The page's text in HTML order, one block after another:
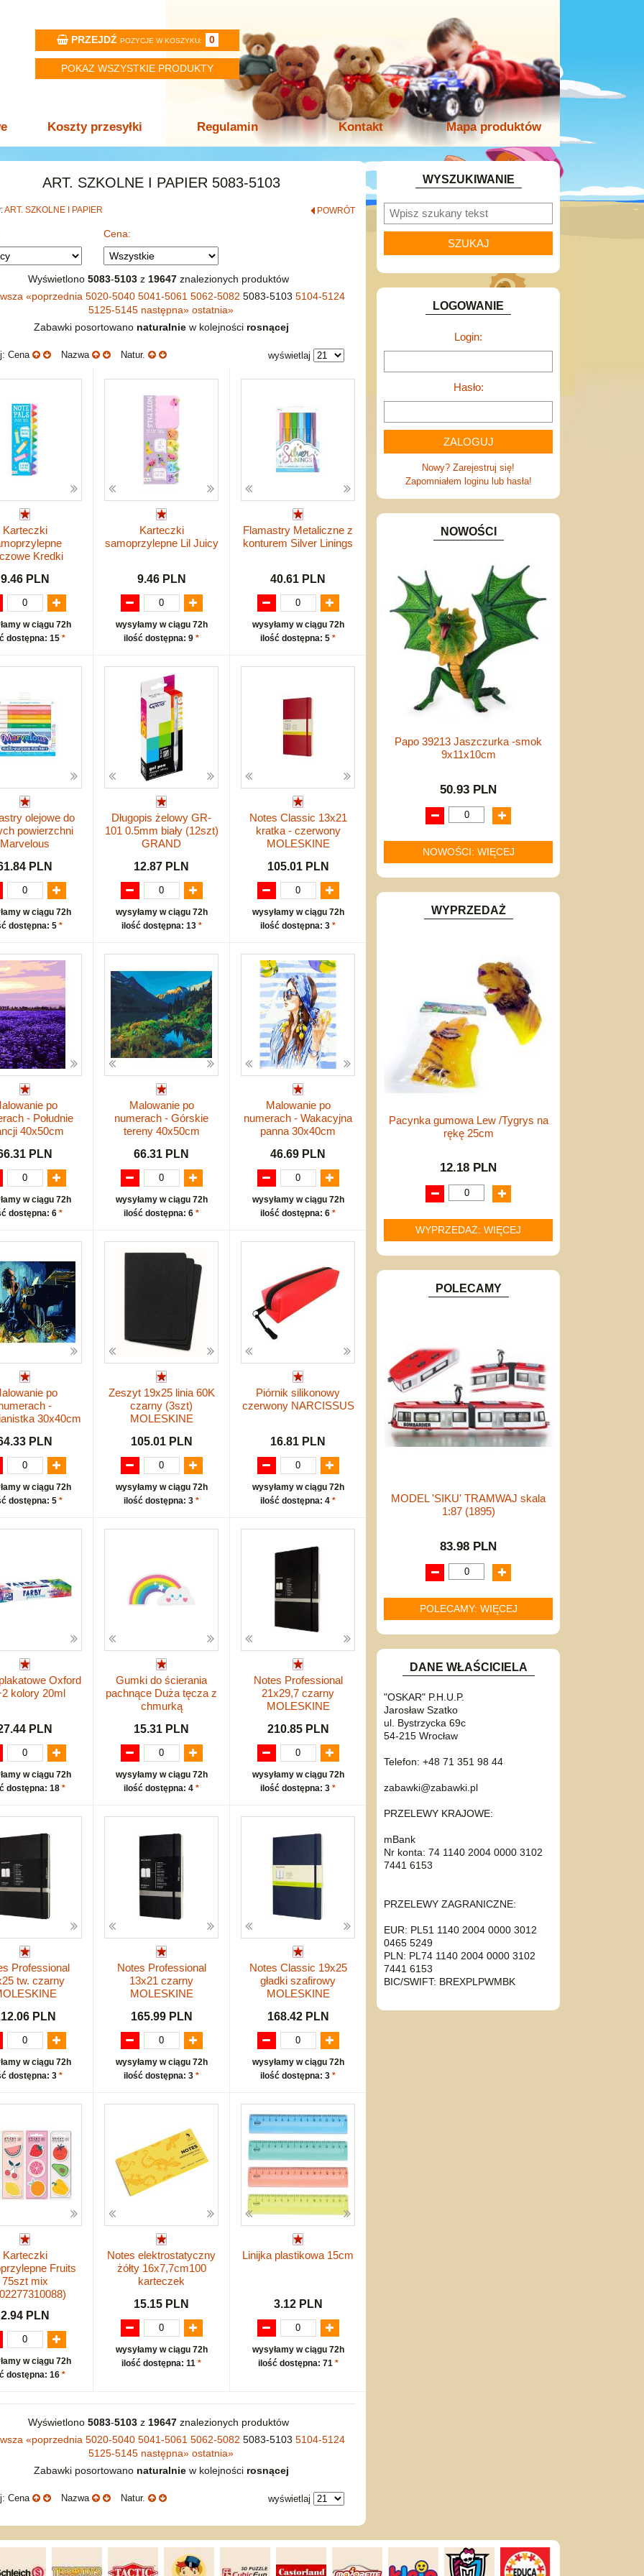
PRZEJDŹ POZYCJE W KOSZYKU: 0
POKAZ WSZYSTKIE PRODUKTY
Koszty przesyłki Regulamin Kontakt Mapa produktów
ART. SZKOLNE I PAPIER 5083-5103
ART. SZKOLNE I PAPIER POWRÓT
Cena:
Wyświetlono 5083-5103z 19647znalezionych produktów
«poprzednia 5020-5040 5041-5061 5062-5082 5083-5103 5104-5124
5125-5145 następna» ostatnia»
Zabawki posortowano naturalniew kolejności rosnącej
Cena Nazwa Natur. wyświetlaj
Karteczki
Kredki
9.46 PLN
w ciągu 72h
dostępna: 15 *
Karteczki
samoprzylepne Lil Juicy
9.46 PLN
wysyłamy w ciągu 72h
ilość dostępna: 9 *
Flamastry Metaliczne z
konturem Silver Linings
40.61 PLN
wysyłamy w ciągu 72h
ilość dostępna: 5 *
olejowe do
powierzchni
Marvelous
PLN
w ciągu 72h
dostępna: 5 *
Długopis żelowy GR-
101 0.5mm biały (12szt)
GRAND
12.87 PLN
wysyłamy w ciągu 72h
ilość dostępna: 13 *
Notes Classic 13x21
kratka - czerwony
MOLESKINE
105.01 PLN
wysyłamy w ciągu 72h
ilość dostępna: 3 *
po
- Południe
40x50cm
PLN
w ciągu 72h
dostępna: 6 *
Malowanie po
numerach - Górskie
tereny 40x50cm
66.31 PLN
wysyłamy w ciągu 72h
ilość dostępna: 6 *
Malowanie po
numerach - Wakacyjna
panna 30x40cm
46.69 PLN
wysyłamy w ciągu 72h
ilość dostępna: 6 *
po
-
30x40cm
PLN
w ciągu 72h
dostępna: 5 *
Zeszyt 19x25 linia 60K
czarny (3szt)
MOLESKINE
105.01 PLN
wysyłamy w ciągu 72h
ilość dostępna: 3 *
Piórnik silikonowy
czerwony NARCISSUS
16.81 PLN
wysyłamy w ciągu 72h
ilość dostępna: 4 *
Oxford
kolory 20ml
PLN
w ciągu 72h
dostępna: 18 *
Gumki do ścierania
pachnące Duża tęcza z
chmurką
15.31 PLN
wysyłamy w ciągu 72h
ilość dostępna: 4 *
Notes Professional
21x29,7 czarny
MOLESKINE
210.85 PLN
wysyłamy w ciągu 72h
ilość dostępna: 3 *
Professional
tw. czarny
PLN
w ciągu 72h
dostępna: 3 *
Notes Professional
13x21 czarny
MOLESKINE
165.99 PLN
wysyłamy w ciągu 72h
ilość dostępna: 3 *
Notes Classic 19x25
gładki szafirowy
MOLESKINE
168.42 PLN
wysyłamy w ciągu 72h
ilość dostępna: 3 *
Karteczki
Fruits
75szt mix
2.94 PLN
w ciągu 72h
dostępna: 16 *
Notes elektrostatyczny
żółty 16x7,7cm100
karteczek
15.15 PLN
wysyłamy w ciągu 72h
ilość dostępna: 11 *
Linijka plastikowa 15cm
3.12 PLN
wysyłamy w ciągu 72h
ilość dostępna: 71 *
Wyświetlono 5083-5103z 19647znalezionych produktów
«poprzednia 5020-5040 5041-5061 5062-5082 5083-5103 5104-5124
5125-5145 następna» ostatnia»
Zabawki posortowano naturalniew kolejności rosnącej
Cena Nazwa Natur. wyświetlaj
WYSZUKIWANIE
LOGOWANIE
Login:
Hasło:
Nowy? Zarejestruj się!
Zapomniałem loginu lub hasła!
NOWOŚCI
Papo 39213 Jaszczurka -smok
9x11x10cm
50.93 PLN
NOWOŚCI: WIĘCEJ
WYPRZEDAŻ
Pacynka gumowa Lew /Tygrys na
rękę 25cm
12.18 PLN
WYPRZEDAŻ: WIĘCEJ
POLECAMY
MODEL 'SIKU' TRAMWAJ skala
1:87 (1895)
83.98 PLN
POLECAMY: WIĘCEJ
DANE WŁAŚCICIELA
"OSKAR" P.H.U.P.
Jarosław Szatko
ul. Bystrzycka 69c
54-215 Wrocław
Telefon: +48 71 351 98 44
zabawki@zabawki.pl
PRZELEWY KRAJOWE:
mBank
Nr konta: 74 1140 2004 0000 3102
7441 6153
PRZELEWY ZAGRANICZNE:
EUR: PL51 1140 2004 0000 3012
0465 5249
PLN: PL74 1140 2004 0000 3102
7441 6153
BIC/SWIFT: BREXPLPWMBK